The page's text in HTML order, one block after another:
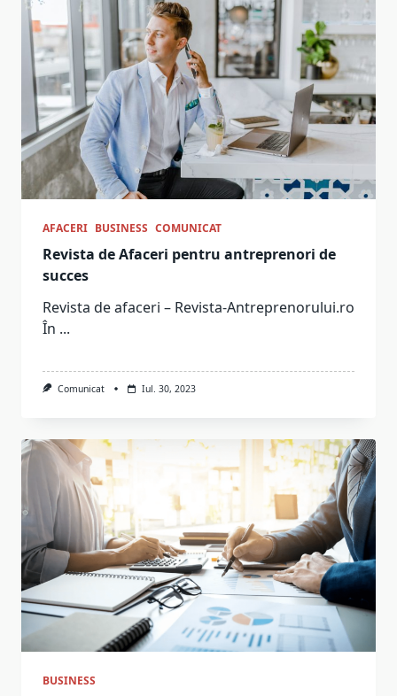
AFACERI BUSINESS COMUNICAT
Revista de Afaceri pentru antreprenori de
succes
Revista de afaceri – Revista-Antreprenorului.ro
În ...
Comunicat Iul. 30, 2023
BUSINESS